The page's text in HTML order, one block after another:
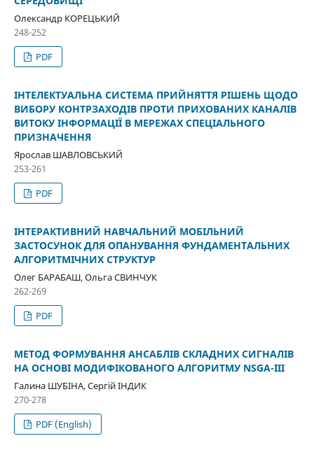
Олександр КОРЕЦЬКИЙ
248-252
PDF
ІНТЕЛЕКТУАЛЬНА СИСТЕМА ПРИЙНЯТТЯ РІШЕНЬ ЩОДО
ВИБОРУ КОНТРЗАХОДІВ ПРОТИ ПРИХОВАНИХ КАНАЛІВ
ВИТОКУ ІНФОРМАЦІЇ В МЕРЕЖАХ СПЕЦІАЛЬНОГО
ПРИЗНАЧЕННЯ
Ярослав ШАВЛОВСЬКИЙ
253-261
PDF
ІНТЕРАКТИВНИЙ НАВЧАЛЬНИЙ МОБІЛЬНИЙ
ЗАСТОСУНОК ДЛЯ ОПАНУВАННЯ ФУНДАМЕНТАЛЬНИХ
АЛГОРИТМІЧНИХ СТРУКТУР
Олег БАРАБАШ, Ольга СВИНЧУК
262-269
PDF
МЕТОД ФОРМУВАННЯ АНСАБЛІВ СКЛАДНИХ СИГНАЛІВ
НА ОСНОВІ МОДИФІКОВАНОГО АЛГОРИТМУ NSGA-III
Галина ШУБІНА, Сергій ІНДИК
270-278
PDF (English)